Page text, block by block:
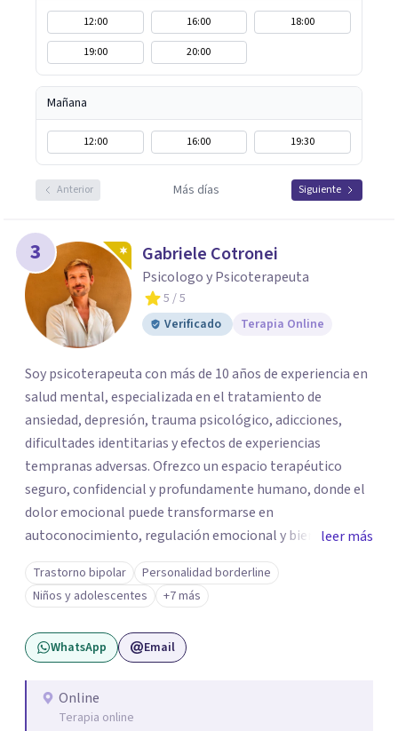
12:00 16:00
18:00
19:00
20:00
Mañana
12:00 16:00 19:30
Anterior Más días Siguiente
3 Gabriele Cotronei
Psicologo y Psicoterapeuta
5 / 5
Verificado
Terapia Online
Soy psicoterapeuta con más de 10 años de experiencia en
salud mental, especializada en el tratamiento de
ansiedad, depresión, trauma psicológico, adicciones,
dificultades identitarias y efectos de experiencias
tempranas adversas. Ofrezco un espacio terapéutico
seguro, confidencial y profundamente humano, donde el
dolor emocional puede transformarse en
autoconocimiento, regulación emocional y bienestar.
Trabajo desde un enfoque integrativo que combina
psicoanálisis, terapia somática y de trauma, psicología
corporal, Mentalization Based Therapy (MBT),
hipnoterapia y respiración neurodinámica, integrando
actualmente la Psicología Analítica Junguiana. Mi
ecopsicología y el trabajo simbólico con el inconsciente,
entendiendo que cada proceso terapéutico es único y
leer más
Trastorno bipolar
Personalidad borderline
Niños y adolescentes
+7 más
WhatsApp Email
Online
Terapia online